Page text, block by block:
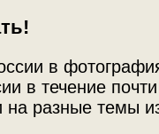
в
в течение
на разные темы